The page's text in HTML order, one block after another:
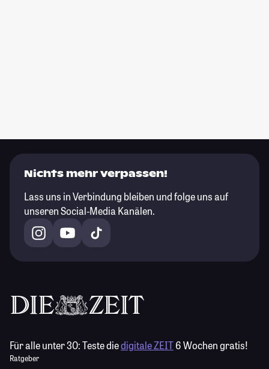
Nichts mehr verpassen!
Lass uns in Verbindung bleiben und folge uns auf
unseren Social-Media Kanälen.
Für alle unter 30:Teste diedigitale ZEIT6 Wochen gratis!
Ratgeber